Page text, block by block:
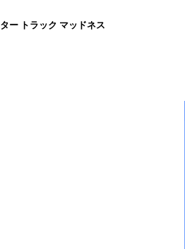
ー トラック マッドネス